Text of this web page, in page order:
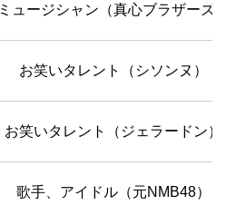
ミュージシャン（真心ブラザーズ
お笑いタレント（シソンヌ）
お笑いタレント（ジェラードン）
歌手、アイドル（元NMB48）